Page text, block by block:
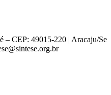
– CEP: 49015-220 | Aracaju/Se